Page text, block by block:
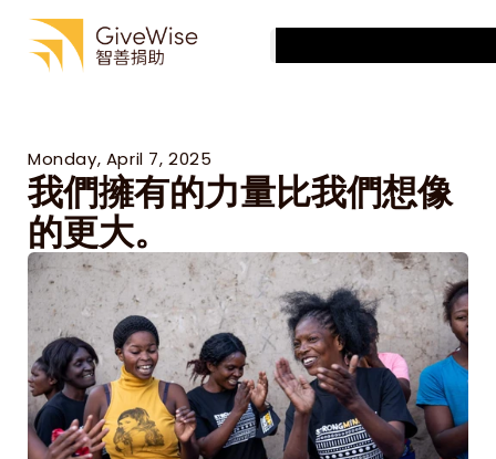
Monday, April 7, 2025
我們擁有的力量比我們想像
的更大。
最佳慈善機構
有效捐贈
慈善機構評估